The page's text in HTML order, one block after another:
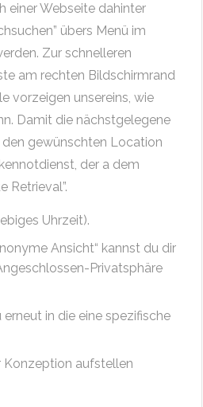
einer Webseite dahinter
übers Menü im
Zur schnelleren
am rechten Bildschirmrand
vorzeigen unsereins, wie
Damit die nächstgelegene
gewünschten Location
der a dem
Retrieval”.
Uhrzeit).
Ansicht“ kannst du dir
Privatsphäre
in die eine spezifische
Konzeption aufstellen